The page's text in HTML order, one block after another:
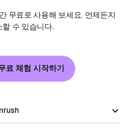
무료로 사용해 보세요. 언제든지
할 수 있습니다.
료 체험 시작하기